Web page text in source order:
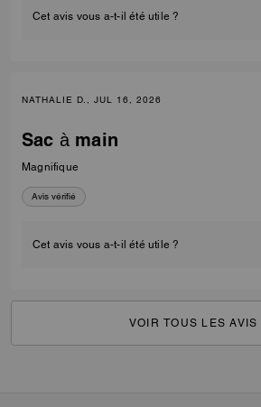
Cet avis vous a-t-il été utile ?
NATHALIE D., JUL 16, 2026
Sac à main
Magnifique
Avis vérifié
Cet avis vous a-t-il été utile ?
VOIR TOUS LES AVIS